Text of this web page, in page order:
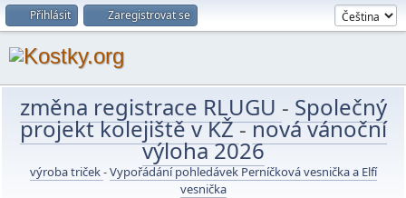
Přihlásit Zaregistrovat se
změna registrace RLUGU - Společný
projekt kolejiště v KŽ-nová vánoční
výloha 2026
výroba triček-Vypořádání pohledávek Perníčková vesnička a Elfí
vesnička